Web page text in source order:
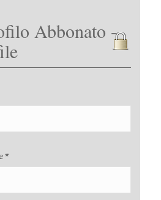
Abbonato -
*